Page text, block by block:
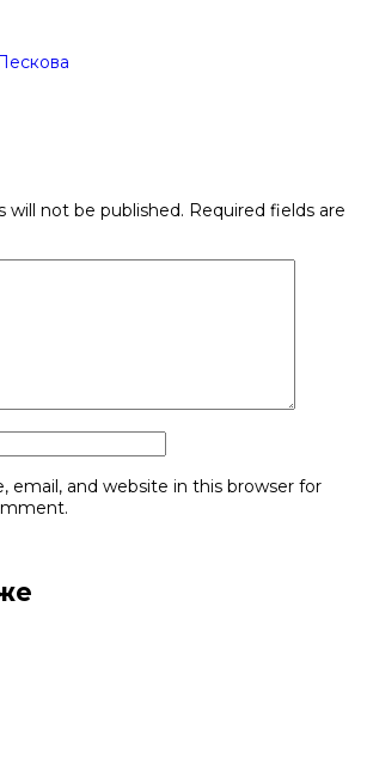
will not be published. Required fields are
email, and website in this browser for